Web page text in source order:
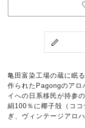
亀田富染工場の蔵に眠
作られたPagongのアロ
イへの日系移民が持参
絹100％に椰子殻（コ
ぎ、ヴィンテージアロ